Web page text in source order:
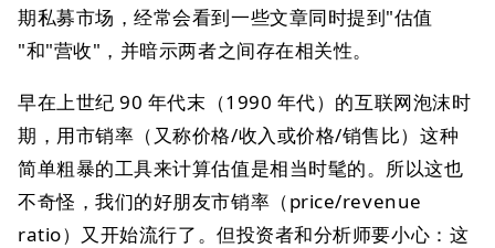
期私募市场，经常会看到一些文章同时提到"估值
"和"营收"，并暗示两者之间存在相关性。
早在上世纪 90 年代末（1990 年代）的互联网泡沫时
期，用市销率（又称价格/收入或价格/销售比）这种
简单粗暴的工具来计算估值是相当时髦的。所以这也
不奇怪，我们的好朋友市销率（price/revenue
ratio）又开始流行了。但投资者和分析师要小心：这